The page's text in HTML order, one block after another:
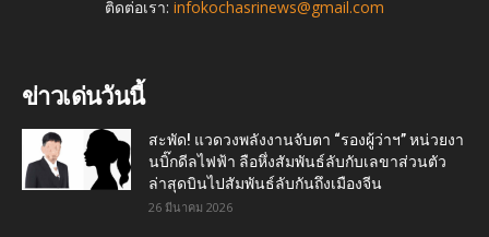
ติดต่อเรา: infokochasrinews@gmail.com
ข่าวเด่นวันนี้
สะพัด! แวดวงพลังงานจับตา “รองผู้ว่าฯ” หน่วยงา
นบิ๊กดีลไฟฟ้า ลือหึ่งสัมพันธ์ลับกับเลขาส่วนตัว
ล่าสุดบินไปสัมพันธ์ลับกันถึงเมืองจีน
26 มีนาคม 2026